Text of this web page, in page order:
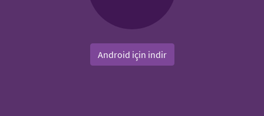
Android için indir